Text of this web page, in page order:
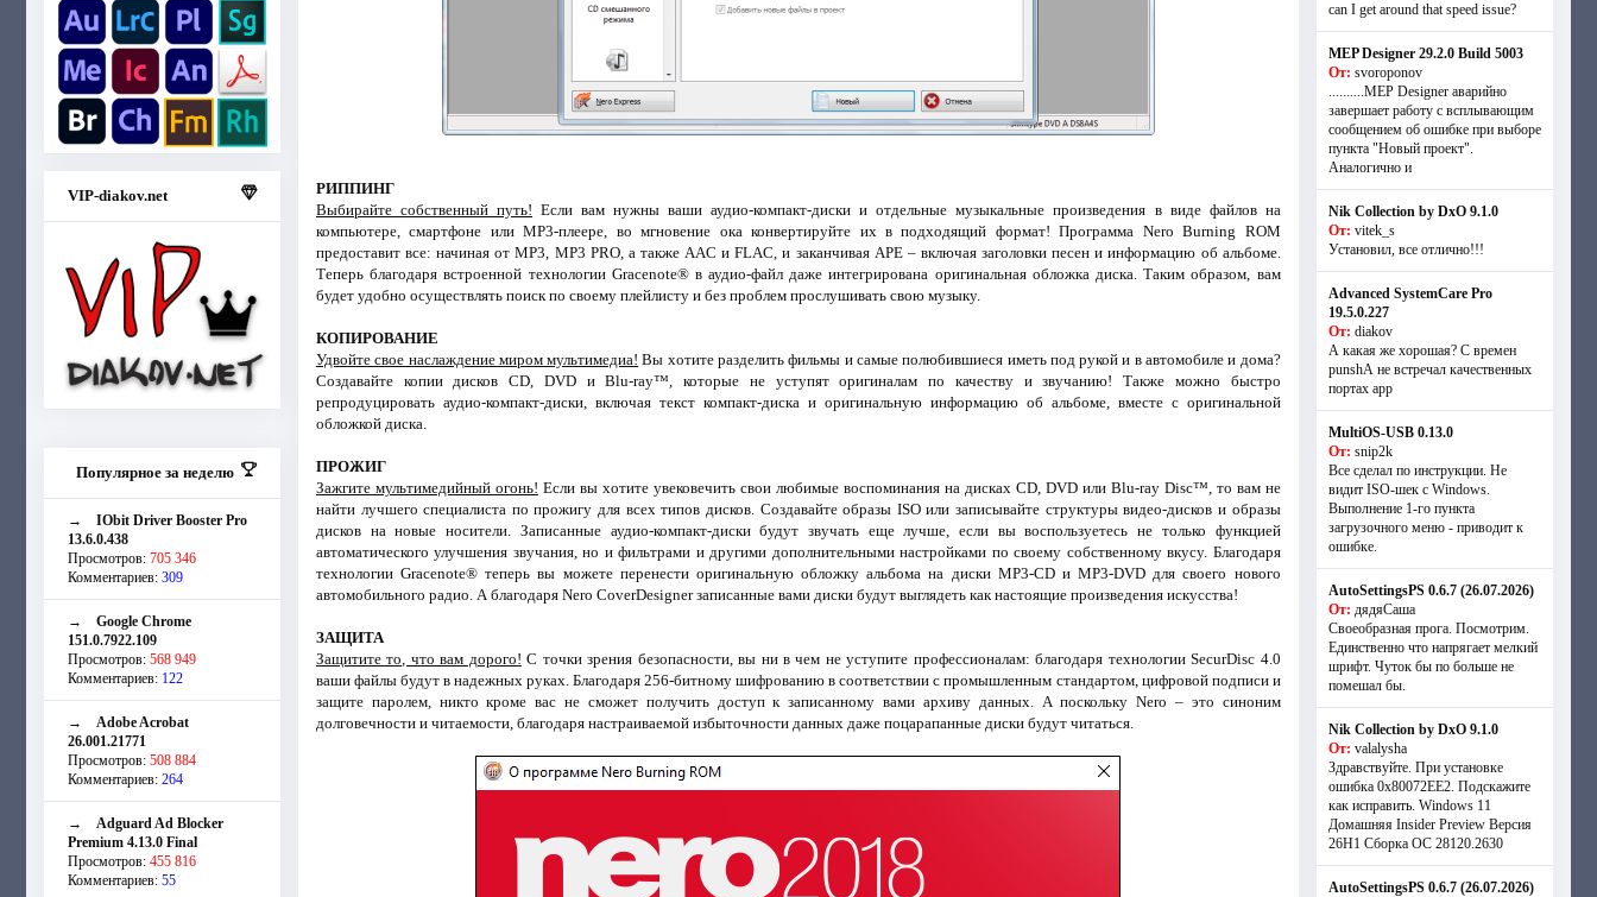
VIP-diakov.net
Популярное за неделю
→ IObit Driver Booster Pro
13.6.0.438
Просмотров: 705 346
Комментариев: 309
→ Google Chrome
151.0.7922.109
Просмотров: 568 949
Комментариев: 122
→ Adobe Acrobat
26.001.21771
Просмотров: 508 884
Комментариев: 264
→ Adguard Ad Blocker
Premium 4.13.0 Final
Просмотров: 455 816
Комментариев: 55
РИППИНГ
Выбирайте собственный путь! Если вам нужны ваши аудио-компакт-диски и отдельные музыкальные произведения в виде файлов на
компьютере, смартфоне или MP3-плеере, во мгновение ока конвертируйте их в подходящий формат! Программа Nero Burning ROM
предоставит все: начиная от MP3, MP3 PRO, а также AAC и FLAC, и заканчивая APE – включая заголовки песен и информацию об альбоме.
Теперь благодаря встроенной технологии Gracenote® в аудио-файл даже интегрирована оригинальная обложка диска. Таким образом, вам
будет удобно осуществлять поиск по своему плейлисту и без проблем прослушивать свою музыку.
КОПИРОВАНИЕ
Удвойте свое наслаждение миром мультимедиа! Вы хотите разделить фильмы и самые полюбившиеся иметь под рукой и в автомобиле и дома?
Создавайте копии дисков CD, DVD и Blu-ray™, которые не уступят оригиналам по качеству и звучанию! Также можно быстро
репродуцировать аудио-компакт-диски, включая текст компакт-диска и оригинальную информацию об альбоме, вместе с оригинальной
обложкой диска.
ПРОЖИГ
Зажгите мультимедийный огонь! Если вы хотите увековечить свои любимые воспоминания на дисках CD, DVD или Blu-ray Disc™, то вам не
найти лучшего специалиста по прожигу для всех типов дисков. Создавайте образы ISO или записывайте структуры видео-дисков и образы
дисков на новые носители. Записанные аудио-компакт-диски будут звучать еще лучше, если вы воспользуетесь не только функцией
автоматического улучшения звучания, но и фильтрами и другими дополнительными настройками по своему собственному вкусу. Благодаря
технологии Gracenote® теперь вы можете перенести оригинальную обложку альбома на диски MP3-CD и MP3-DVD для своего нового
автомобильного радио. А благодаря Nero CoverDesigner записанные вами диски будут выглядеть как настоящие произведения искусства!
ЗАЩИТА
Защитите то, что вам дорого! С точки зрения безопасности, вы ни в чем не уступите профессионалам: благодаря технологии SecurDisc 4.0
ваши файлы будут в надежных руках. Благодаря 256-битному шифрованию в соответствии с промышленным стандартом, цифровой подписи и
защите паролем, никто кроме вас не сможет получить доступ к записанному вами архиву данных. А поскольку Nero – это синоним
долговечности и читаемости, благодаря настраиваемой избыточности данных даже поцарапанные диски будут читаться.
can I get around that speed issue?
MEP Designer 29.2.0 Build 5003
От: svoroponov
..........MEP Designer аварийно
завершает работу с всплывающим
сообщением об ошибке при выборе
пункта "Новый проект".
Аналогично и
Nik Collection by DxO 9.1.0
От: vitek_s
Установил, все отлично!!!
Advanced SystemCare Pro
19.5.0.227
От: diakov
А какая же хорошая? С времен
punshА не встречал качественных
портах app
MultiOS-USB 0.13.0
От: snip2k
Все сделал по инструкции. Не
видит ISO-шек с Windows.
Выполнение 1-го пункта
загрузочного меню - приводит к
ошибке.
AutoSettingsPS 0.6.7 (26.07.2026)
От: дядяСаша
Своеобразная прога. Посмотрим.
Единственно что напрягает мелкий
шрифт. Чуток бы по больше не
помешал бы.
Nik Collection by DxO 9.1.0
От: valalysha
Здравствуйте. При установке
ошибка 0х80072EE2. Подскажите
как исправить. Windows 11
Домашняя Insider Preview Версия
26H1 Сборка ОС 28120.2630
AutoSettingsPS 0.6.7 (26.07.2026)